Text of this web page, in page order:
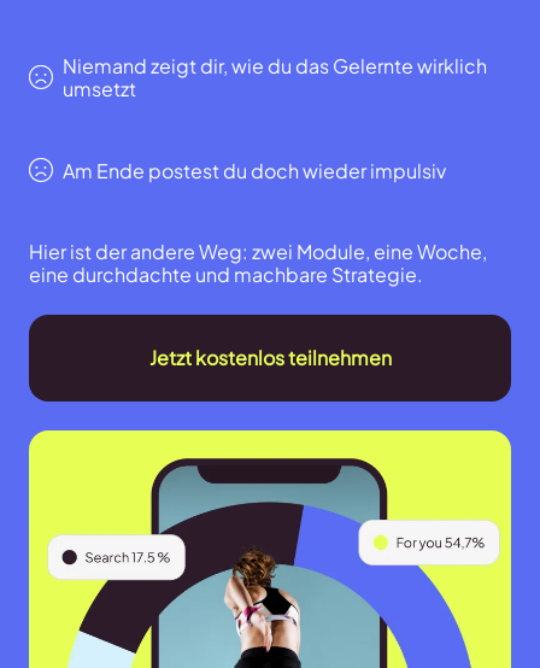
Niemand zeigt dir, wie du das Gelernte wirklich
umsetzt
Am Ende postest du doch wieder impulsiv
Hier ist der andere Weg: zwei Module, eine Woche,
eine durchdachte und machbare Strategie.
Jetzt kostenlos teilnehmen